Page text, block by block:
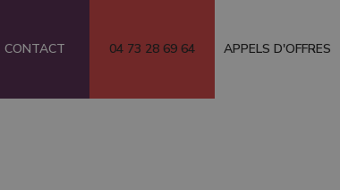
CONTACT 04 73 28 69 64 APPELS D'OFFRES